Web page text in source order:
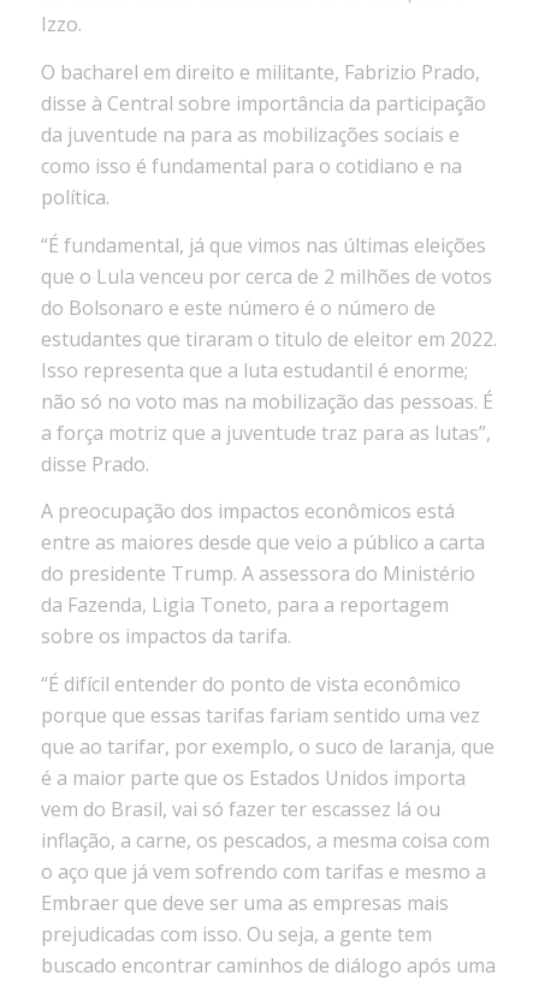
Izzo.
O bacharel em direito e militante, Fabrizio Prado,
disse à Central sobre importância da participação
da juventude na para as mobilizações sociais e
como isso é fundamental para o cotidiano e na
política.
“É fundamental, já que vimos nas últimas eleições
que o Lula venceu por cerca de 2 milhões de votos
do Bolsonaro e este número é o número de
estudantes que tiraram o titulo de eleitor em 2022.
Isso representa que a luta estudantil é enorme;
não só no voto mas na mobilização das pessoas. É
a força motriz que a juventude traz para as lutas”,
disse Prado.
A preocupação dos impactos econômicos está
entre as maiores desde que veio a público a carta
do presidente Trump. A assessora do Ministério
da Fazenda, Ligia Toneto, para a reportagem
sobre os impactos da tarifa.
“É difícil entender do ponto de vista econômico
porque que essas tarifas fariam sentido uma vez
que ao tarifar, por exemplo, o suco de laranja, que
é a maior parte que os Estados Unidos importa
vem do Brasil, vai só fazer ter escassez lá ou
inflação, a carne, os pescados, a mesma coisa com
o aço que já vem sofrendo com tarifas e mesmo a
Embraer que deve ser uma as empresas mais
prejudicadas com isso. Ou seja, a gente tem
buscado encontrar caminhos de diálogo após uma